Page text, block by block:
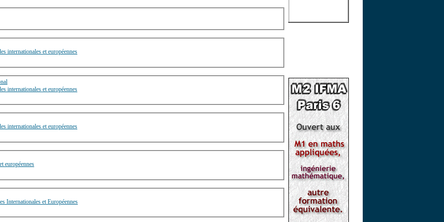
internationales et européennes
internationales et européennes
internationales et européennes
européennes
Internationales et Européennes